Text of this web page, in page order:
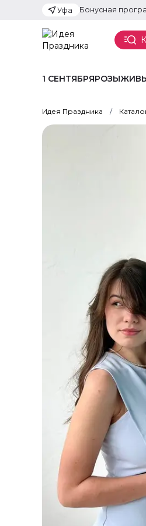
Уфа Бонусная
1 СЕНТЯБРЯРОЗЫ
Идея Праздника